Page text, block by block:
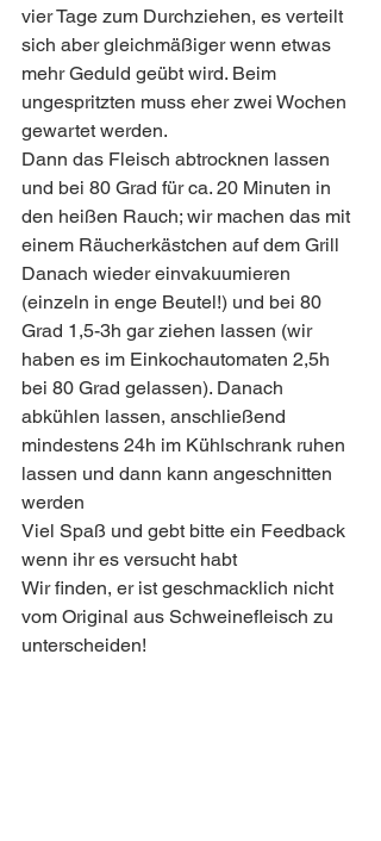
vier Tage zum Durchziehen, es verteilt
sich aber gleichmäßiger wenn etwas
mehr Geduld geübt wird. Beim
ungespritzten muss eher zwei Wochen
gewartet werden.
Dann das Fleisch abtrocknen lassen
und bei 80 Grad für ca. 20 Minuten in
den heißen Rauch; wir machen das mit
einem Räucherkästchen auf dem Grill
Danach wieder einvakuumieren
(einzeln in enge Beutel!) und bei 80
Grad 1,5-3h gar ziehen lassen (wir
haben es im Einkochautomaten 2,5h
bei 80 Grad gelassen). Danach
abkühlen lassen, anschließend
mindestens 24h im Kühlschrank ruhen
lassen und dann kann angeschnitten
werden
Viel Spaß und gebt bitte ein Feedback
wenn ihr es versucht habt
Wir finden, er ist geschmacklich nicht
vom Original aus Schweinefleisch zu
unterscheiden!